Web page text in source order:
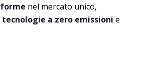
nel mercato unico,
a zero emissioni e